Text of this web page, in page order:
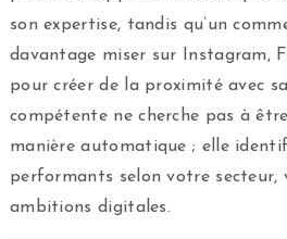
son expertise, tandis qu’un
davantage miser sur Instagram,
pour créer de la proximité avec
compétente ne cherche pas à
manière automatique ; elle
performants selon votre secteur,
ambitions digitales.